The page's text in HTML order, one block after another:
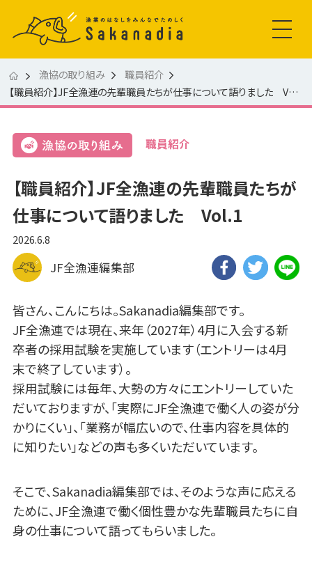
漁協の取り組み
職員紹介
【職員紹介】JF全漁連の先輩職員たちが仕事について語りました Vol.1
職員紹介
【職員紹介】JF全漁連の先輩職員たちが
仕事について語りました Vol.1
2026.6.8
JF全漁連編集部
皆さん、こんにちは。Sakanadia編集部です。
JF全漁連では現在、来年（2027年）4月に入会する新
卒者の採用試験を実施しています（エントリーは4月
末で終了しています）。
採用試験には毎年、大勢の方々にエントリーしていた
だいておりますが、「実際にJF全漁連で働く人の姿が分
かりにくい」、「業務が幅広いので、仕事内容を具体的
に知りたい」などの声も多くいただいています。
そこで、Sakanadia編集部では、そのような声に応える
ために、JF全漁連で働く個性豊かな先輩職員たちに自
身の仕事について語ってもらいました。